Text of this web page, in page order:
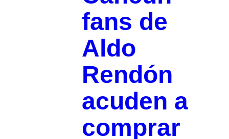
fans de
Aldo
Rendón
acuden a
comprar